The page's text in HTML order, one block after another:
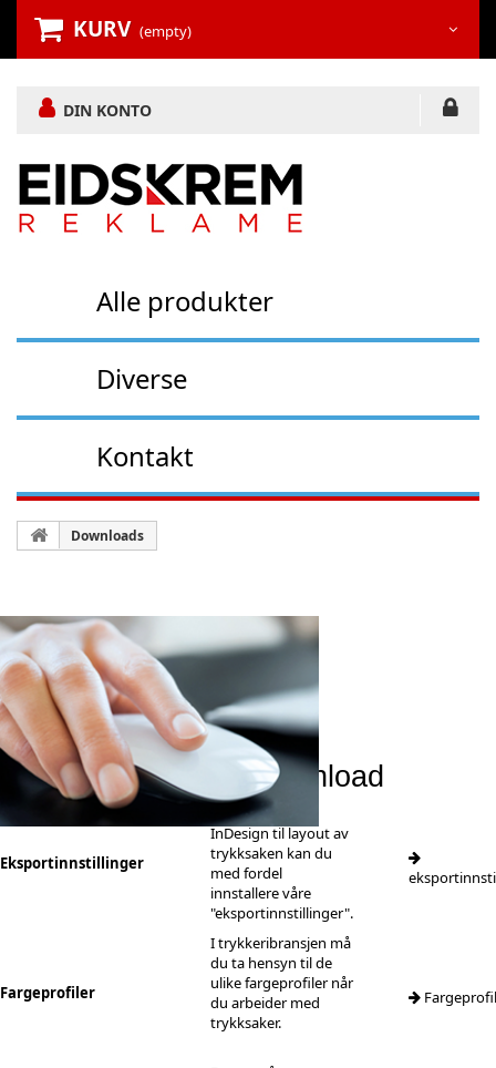
KURV (empty)
DIN KONTO
Alle produkter
Diverse
Kontakt
Downloads
Download
Her kan du downloade software og informasjon
Oversikt over våre download
Eksportinnstillinger
Bruker du feks.
InDesign til layout av
trykksaken kan du
med fordel
innstallere våre
"eksportinnstillinger".
Fargeprofiler
I trykkeribransjen må
du ta hensyn til de
ulike fargeprofiler når
du arbeider med
trykksaker.